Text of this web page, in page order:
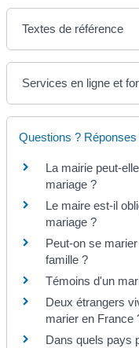
Textes de référence
Services en ligne et
Questions ? Réponses
La mairie peut-
mariage ?
Le maire est-il
mariage ?
Peut-on se
famille ?
Témoins d'un
Deux étrangers
marier en France
Dans quels pays